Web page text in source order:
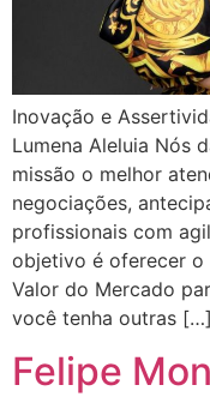
Inovação e
Lumena Aleluia Nós
missão o melhor
negociações,
profissionais com
objetivo é oferecer o
Valor do Mercado
você tenha outras […]
Felipe